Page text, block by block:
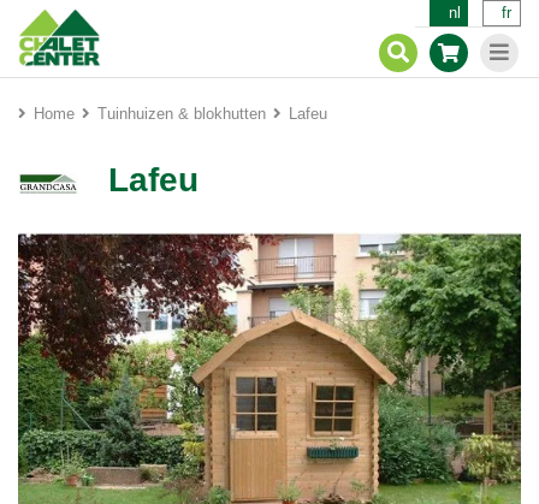
nl fr
Home Tuinhuizen & blokhutten Lafeu
Lafeu